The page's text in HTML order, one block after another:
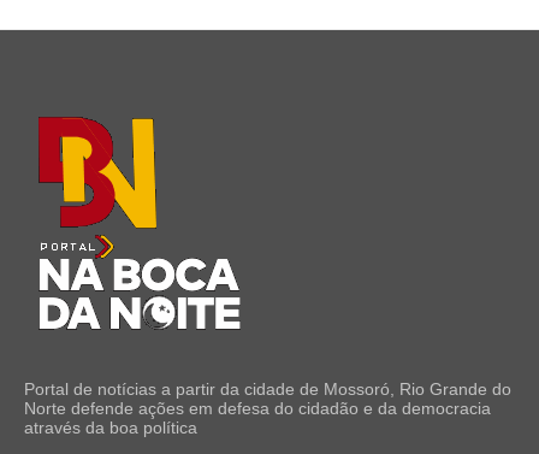
Portal de notícias a partir da cidade de Mossoró, Rio Grande do
Norte defende ações em defesa do cidadão e da democracia
através da boa política